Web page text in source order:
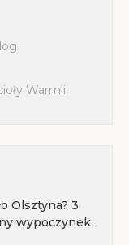
Warmii
Olsztyna? 3
wypoczynek